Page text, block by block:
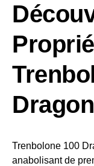
Trenbolone 100
anabolisant de